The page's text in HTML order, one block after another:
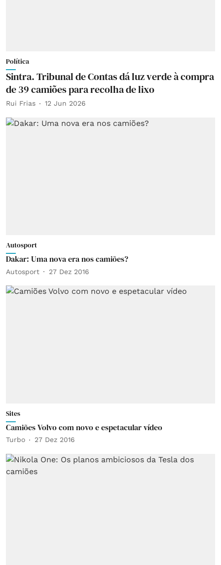
Política
Sintra. Tribunal de Contas dá luz verde à compra
de 39 camiões para recolha de lixo
Rui Frias 12 Jun 2026
Autosport
Dakar: Uma nova era nos camiões?
Autosport 27 Dez 2016
Sites
Camiões Volvo com novo e espetacular vídeo
Turbo 27 Dez 2016